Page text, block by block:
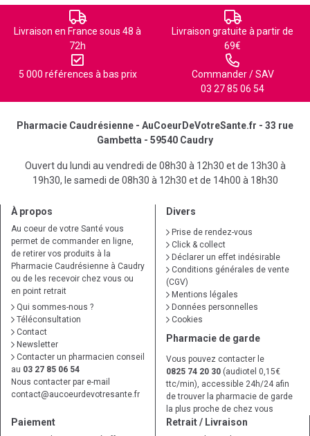
Livraison en France sous 48 à
72h
Livraison gratuite à partir de
69€
5 000 références à bas prix
Commander / SAV
03 27 85 06 54
Pharmacie Caudrésienne - AuCoeurDeVotreSante.fr - 33 rue
Gambetta - 59540 Caudry
Ouvert du lundi au vendredi de 08h30 à 12h30 et de 13h30 à
19h30, le samedi de 08h30 à 12h30 et de 14h00 à 18h30
À propos
Au coeur de votre Santé vous
permet de commander en ligne,
de retirer vos produits à la
Pharmacie Caudrésienne à Caudry
ou de les recevoir chez vous ou
en point retrait
Qui sommes-nous ?
Téléconsultation
Contact
Newsletter
Contacter un pharmacien conseil
au 03 27 85 06 54
Nous contacter par e-mail
contact@aucoeurdevotresante.fr
Divers
Prise de rendez-vous
Click & collect
Déclarer un effet indésirable
Conditions générales de vente
(CGV)
Mentions légales
Données personnelles
Cookies
Pharmacie de garde
Vous pouvez contacter le
0825 74 20 30 (audiotel 0,15€
ttc/min), accessible 24h/24 afin
de trouver la pharmacie de garde
la plus proche de chez vous
Paiement Retrait / Livraison